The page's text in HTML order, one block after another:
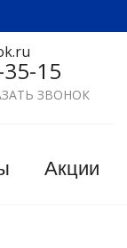
15
ЗВОНОК
Акции